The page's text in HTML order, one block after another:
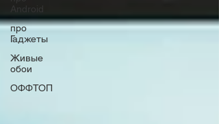
про
Гаджеты
Живые
обои
ОФФТОП